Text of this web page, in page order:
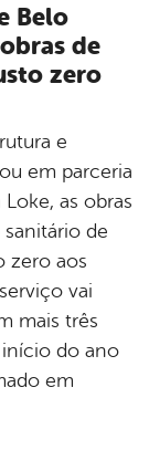
Belo
de
zero
e
em parceria
as obras
de
zero aos
vai
mais três
do ano
em